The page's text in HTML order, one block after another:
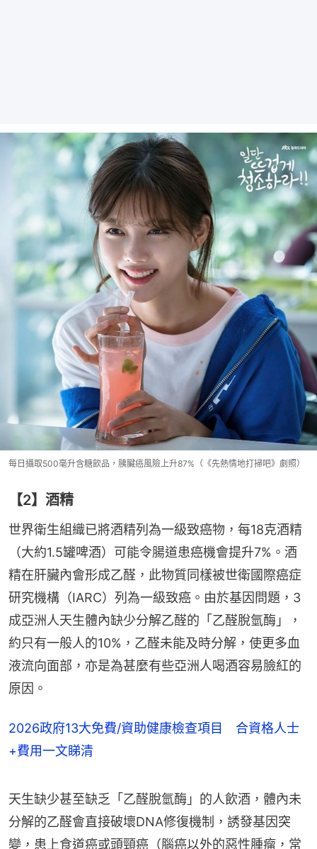
每日攝取500毫升含糖飲品，胰臟癌風險上升87%‌（《先熱情地打掃吧》劇照）
【2】酒精
世界衛生組織已將酒精列為一級致癌物‌，每18克酒精
（大約1.5罐啤酒）可能令腸道患癌機會提升7%。酒
精在肝臟內會形成乙醛，此物質同樣被世衛國際癌症
研究機構（IARC）列為一級致癌。由於基因問題，3
成亞洲人天生體內缺少分解乙醛的「乙醛脫氫酶」，
約只有一般人的10%，乙醛未能及時分解，使更多血
液流向面部，亦是為甚麼有些亞洲人喝酒容易臉紅的
原因。
2026政府13大免費/資助健康檢查項目 合資格人士
+費用一文睇清
天生缺少甚至缺乏「乙醛脫氫酶」的人飲酒，體內未
分解的乙醛會直接破壞DNA修復機制，誘發基因突
變，患上食道癌或頭頸癌（腦癌以外的惡性腫瘤，常